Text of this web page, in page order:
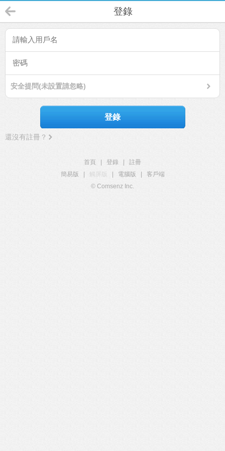
登錄
安全提問(未設置請忽略)
登錄
還沒有註冊？
首頁 登錄
註冊
簡易版
觸屏版 電腦版
客戶端
© Comsenz Inc.